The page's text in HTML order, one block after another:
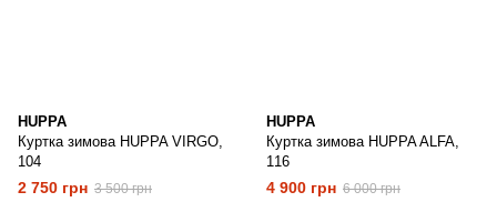
HUPPA
Куртка зимова HUPPA VIRGO,
104
2 750 грн 3 500 грн
HUPPA
Куртка зимова HUPPA ALFA,
116
4 900 грн 6 000 грн